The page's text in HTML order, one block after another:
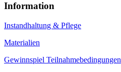
Information
Instandhaltung & Pflege
Materialien
Gewinnspiel Teilnahmebedingungen